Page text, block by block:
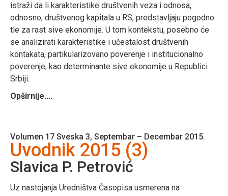
istraži da li karakteristike društvenih veza i odnosa,
odnosno, društvenog kapitala u RS, predstavljaju pogodno
tle za rast sive ekonomije. U tom kontekstu, posebno će
se analizirati karakteristike i učestalost društvenih
kontakata, partikularizovano poverenje i institucionalno
poverenje, kao determinante sive ekonomije u Republici
Srbiji.
Opširnije....
Volumen 17 Sveska 3, Septembar – Decembar 2015.
Uvodnik 2015 (3)
Slavica P. Petrović
Uz nastojanja Uredništva Časopisa usmerena na